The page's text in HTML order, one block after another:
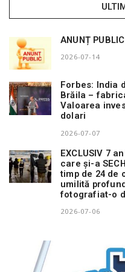
ANUNȚ PUBLIC
2026-07-14
Forbes: India
Brăila –
Valoarea
dolari
2026-07-07
EXCLUSIV 7
care și-a
timp de 24 de
umilită
fotografiat-o
2026-07-06